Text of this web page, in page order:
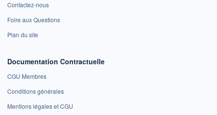
Contactez-nous
Foire aux Questions
Plan du site
Documentation Contractuelle
CGU Membres
Conditions générales
Mentions légales et CGU